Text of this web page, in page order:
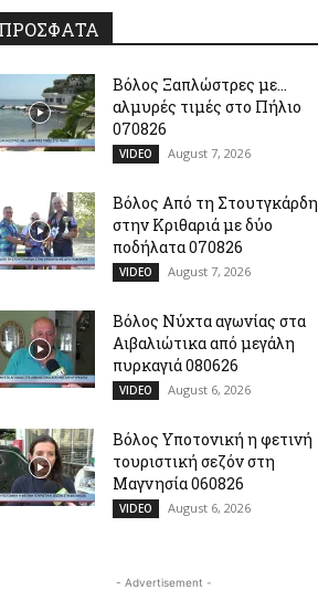
Βόλος Ξαπλώστρες με…
αλμυρές τιμές στο Πήλιο
070826
VIDEO August 7, 2026
Βόλος Από τη Στουτγκάρδη
στην Κριθαριά με δύο
ποδήλατα 070826
VIDEO August 7, 2026
Βόλος Νύχτα αγωνίας στα
Αιβαλιώτικα από μεγάλη
πυρκαγιά 080626
VIDEO August 6, 2026
Βόλος Υποτονική η φετινή
τουριστική σεζόν στη
Μαγνησία 060826
VIDEO August 6, 2026
- Advertisement -